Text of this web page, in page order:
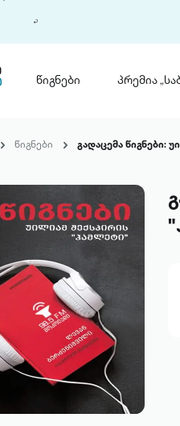
წიგნები პრემია
წესდება
საკონკურსო
წიგნები გადაცემა წიგნები: